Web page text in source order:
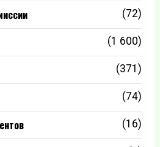
(72)
(1 600)
(371)
(74)
(16)